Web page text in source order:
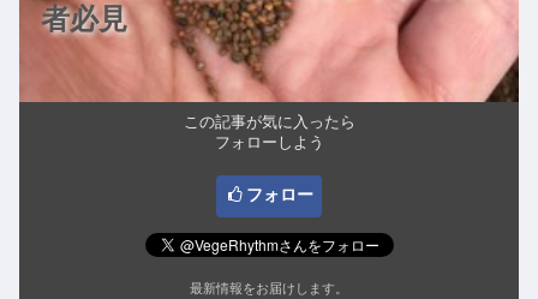
者必見
この記事が気に入ったら
フォローしよう
フォロー
最新情報をお届けします。